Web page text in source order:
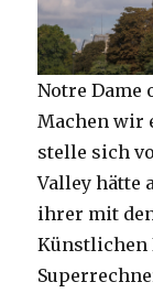
Notre Dame
Machen wir
stelle sich
Valley hätte
ihrer mit
Künstlichen